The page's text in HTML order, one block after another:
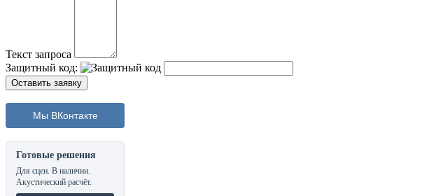
Текст запроса
Защитный код:
Мы ВКонтакте
Готовые решения
Для сцен. В наличии.
Акустический расчёт.